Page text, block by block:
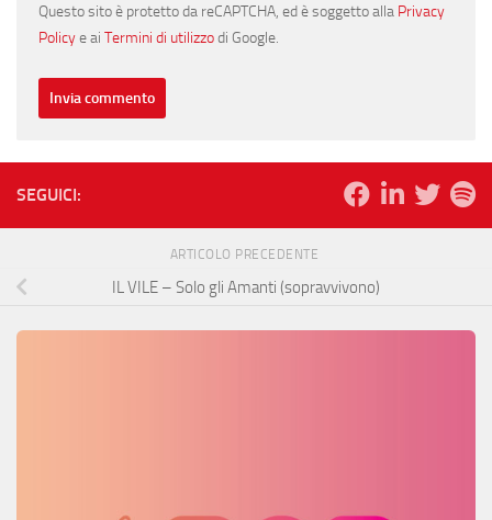
Questo sito è protetto da reCAPTCHA, ed è soggetto alla Privacy
Policye ai Termini di utilizzodi Google.
SEGUICI:
ARTICOLO PRECEDENTE
IL VILE – Solo gli Amanti (sopravvivono)